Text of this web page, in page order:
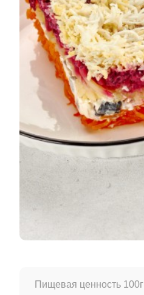
Пищевая ценность 100г